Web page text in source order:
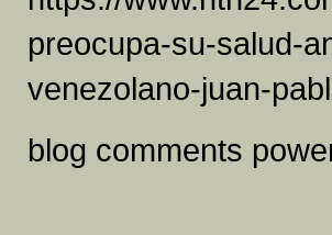
preocupa-su-salud-
venezolano-juan-
blog comments